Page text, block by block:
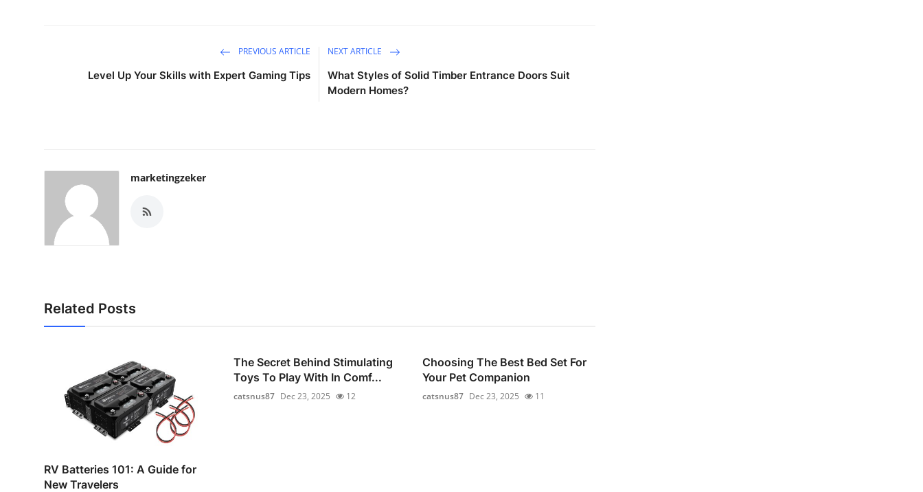
PREVIOUS ARTICLE
Level Up Your Skills with Expert Gaming Tips
NEXT ARTICLE
What Styles of Solid Timber Entrance Doors Suit
Modern Homes?
marketingzeker
Related Posts
RV Batteries 101: A Guide for
New Travelers
The Secret Behind Stimulating
Toys To Play With In Comf...
catsnus87 Dec 23, 2025 12
Choosing The Best Bed Set For
Your Pet Companion
catsnus87 Dec 23, 2025 11